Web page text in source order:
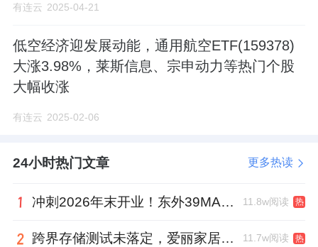
有连云 2025-04-21
低空经济迎发展动能，通用航空ETF(159378)
大涨3.98%，莱斯信息、宗申动力等热门个股
大幅收涨
有连云 2025-02-06
24小时热门文章 更多热读
冲刺2026年末开业！东外39MALL全球招商启幕，重构东直门商圈格局 11.8w阅读 热
跨界存储测试未落定，爱丽家居复牌前自揭多重风险 11.7w阅读 热